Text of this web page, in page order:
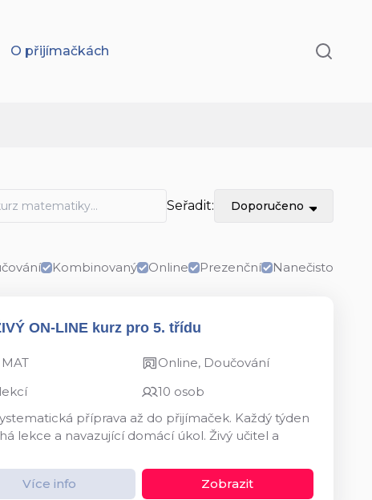
O přijímačkách
Seřadit: Doporučeno
Kombinovaný Online Prezenční Nanečisto
ON-LINE kurz pro 5. třídu
Online, Doučování
10 osob
příprava až do přijímaček. Každý týden
lekce a navazující domácí úkol. Živý učitel a
Více info Zobrazit